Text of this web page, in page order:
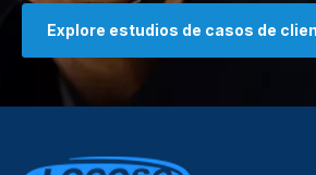
Explore estudios de casos de